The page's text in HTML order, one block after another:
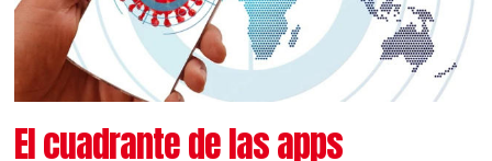
El cuadrante de las apps